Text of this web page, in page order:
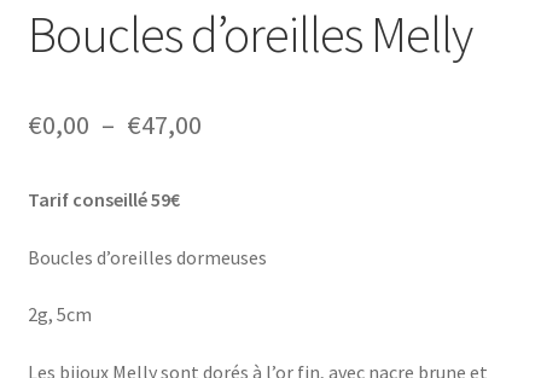
Boucles d’oreilles Melly
€0,00 – €47,00Plage
€0,00
Tarif conseillé 59€
Boucles d’oreilles dormeuses
2g, 5cm
Les bijoux Melly sont dorés à l’or fin, avec nacre brune et